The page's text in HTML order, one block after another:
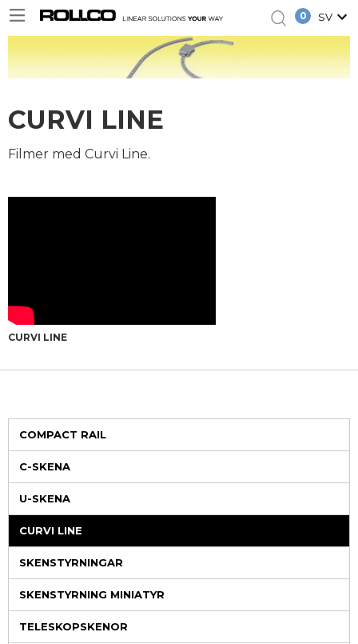
0 SV
COMPACT RAIL
C-SKENA
U-SKENA
CURVI LINE
SKENSTYRNINGAR
SKENSTYRNING MINIATYR
TELESKOPSKENOR
CURVI LINE
Filmer med Curvi Line.
CURVI LINE